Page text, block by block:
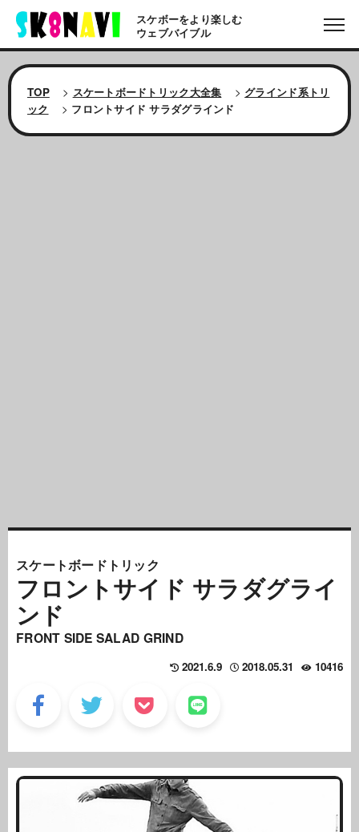
スケボーをより楽しむ
ウェブバイブル
TOP > スケートボードトリック大全集 > グラインド系トリ
ック
> フロントサイド サラダグラインド
スケートボードトリック
フロントサイド サラダグライ
ンド
FRONT SIDE SALAD GRIND
10416
2018.05.31
2021.6.9